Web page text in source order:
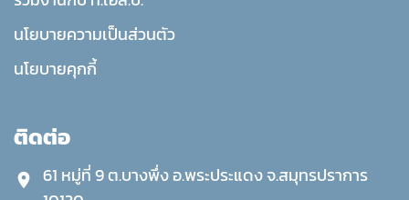
นโยบายความเป็นส่วนตัว
นโยบายคุกกี้
ติดต่อ
61 หมู่ที่ 9 ต.บางพึ่ง อ.พระประแดง จ.สมุทรปราการ